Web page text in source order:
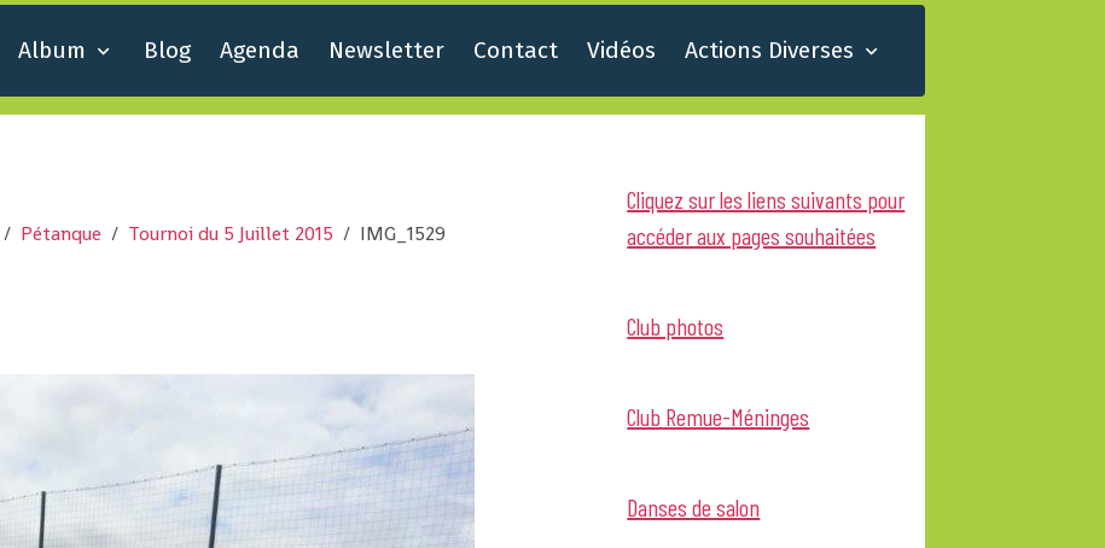
Album Blog Agenda Newsletter Contact Vidéos Actions Diverses
Pétanque Tournoi du 5 Juillet 2015 IMG_1529
Cliquez sur les liens suivants pour
accéder aux pages souhaitées
Club photos
Club Remue-Méninges
Danses de salon